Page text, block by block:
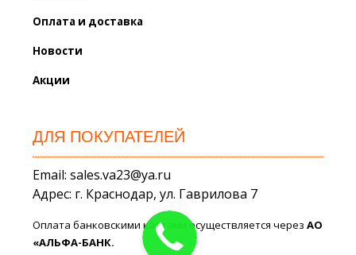
Оплата и доставка
Новости
Акции
ДЛЯ ПОКУПАТЕЛЕЙ
Email: sales.va23@ya.ru
Адрес: г. Краснодар, ул. Гаврилова 7
Оплата банковскими картами осуществляется черезАО
«АЛЬФА-БАНК.